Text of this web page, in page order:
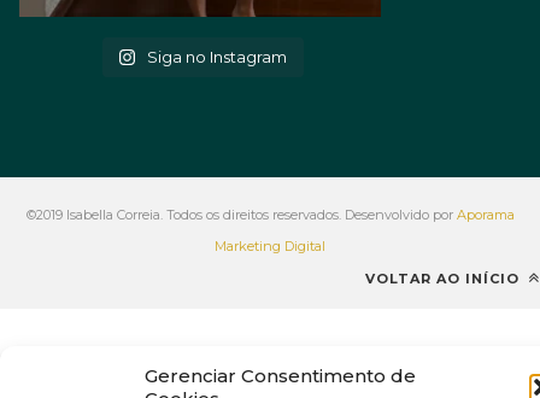
Gerenciar Consentimento de
Siga no Instagram
©2019 Isabella Correia. Todos os direitos reservados. Desenvolvido por Aporama
Marketing Digital
VOLTAR AO INÍCIO